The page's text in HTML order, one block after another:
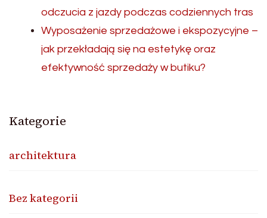
odczucia z jazdy podczas codziennych tras
Wyposażenie sprzedażowe i ekspozycyjne –
jak przekładają się na estetykę oraz
efektywność sprzedaży w butiku?
Kategorie
architektura
Bez kategorii